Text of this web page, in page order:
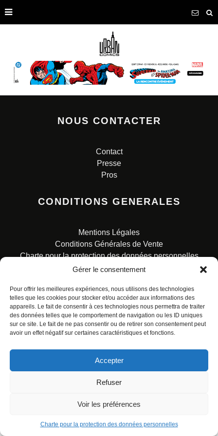
Gérer le consentement
Pour offrir les meilleures expériences, nous utilisons des technologies
telles que les cookies pour stocker et/ou accéder aux informations des
appareils. Le fait de consentir à ces technologies nous permettra de traiter
des données telles que le comportement de navigation ou les ID uniques
sur ce site. Le fait de ne pas consentir ou de retirer son consentement peut
avoir un effet négatif sur certaines caractéristiques et fonctions.
Accepter
Refuser
Voir les préférences
Charte pour la protection des données personnelles
NOUS CONTACTER
Contact
Presse
Pros
CONDITIONS GENERALES
Mentions Légales
Conditions Générales de Vente
Charte pour la protection des données personnelles
© ALL RIGHTS RESERVED. URBAN COMICS POUR LES
ÉDITIONS FRANÇAISES.